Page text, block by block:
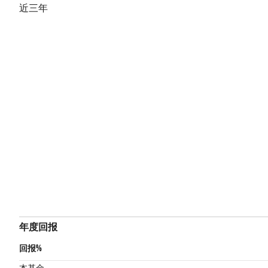
近三年
年度回报
回报%